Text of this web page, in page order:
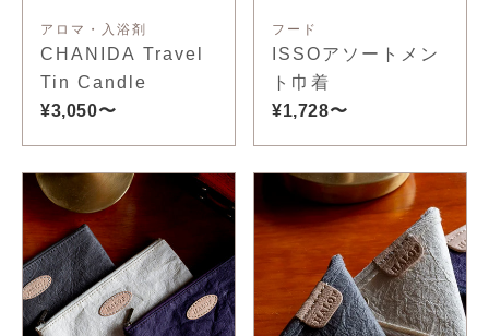
アロマ・入浴剤
CHANIDA Travel
Tin Candle
¥3,050〜
フード
ISSOアソートメン
ト巾着
¥1,728〜